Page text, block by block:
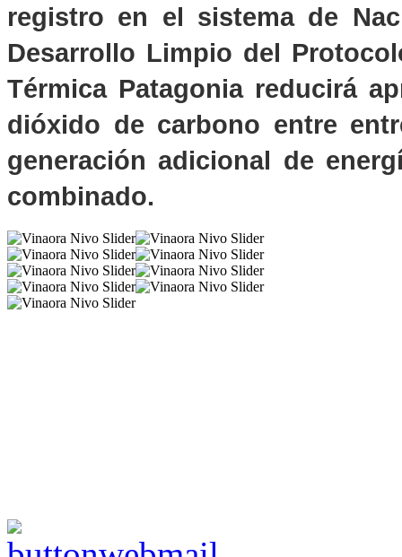
registro en el sistema de
Desarrollo Limpio del
Térmica Patagonia reducirá
dióxido de carbono entre
generación adicional de
combinado.